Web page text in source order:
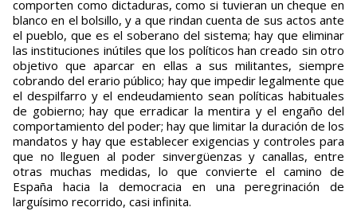
comporten como dictaduras, como si tuvieran un cheque en
blanco en el bolsillo, y a que rindan cuenta de sus actos ante
el pueblo, que es el soberano del sistema; hay que eliminar
las instituciones inútiles que los políticos han creado sin otro
objetivo que aparcar en ellas a sus militantes, siempre
cobrando del erario público; hay que impedir legalmente que
el despilfarro y el endeudamiento sean políticas habituales
de gobierno; hay que erradicar la mentira y el engaño del
comportamiento del poder; hay que limitar la duración de los
mandatos y hay que establecer exigencias y controles para
que no lleguen al poder sinvergüenzas y canallas, entre
otras muchas medidas, lo que convierte el camino de
España hacia la democracia en una peregrinación de
larguísimo recorrido, casi infinita.